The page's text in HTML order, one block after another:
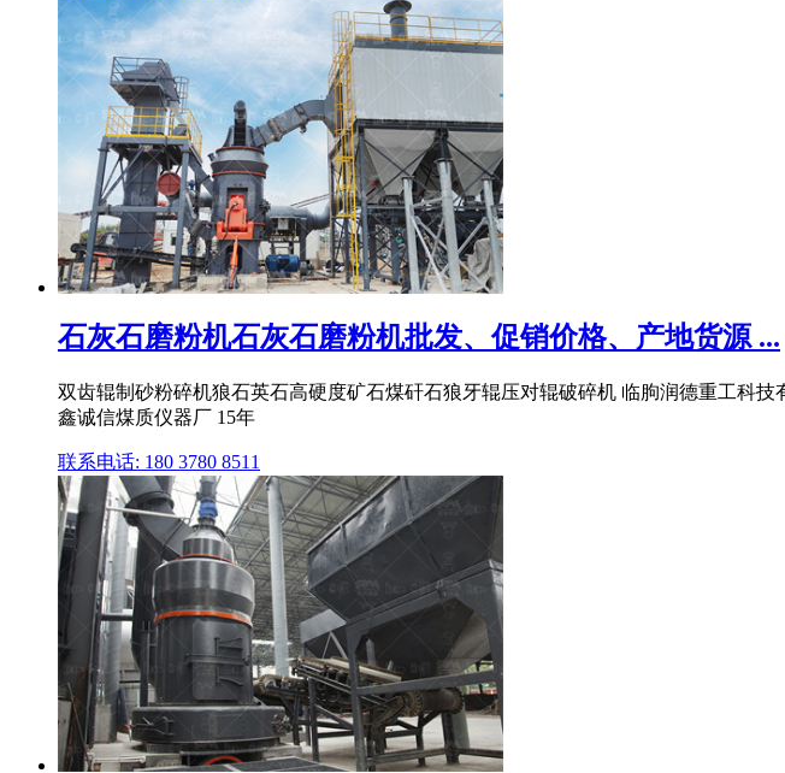
石灰石磨粉机石灰石磨粉机批发、促销价格、产地货源 ...
双齿辊制砂粉碎机狼石英石高硬度矿石煤矸石狼牙辊压对辊破碎机 临朐润德重工科
鑫诚信煤质仪器厂 15年
联系电话: 180 3780 8511